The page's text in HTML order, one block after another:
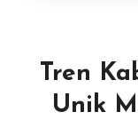
Tren
Unik